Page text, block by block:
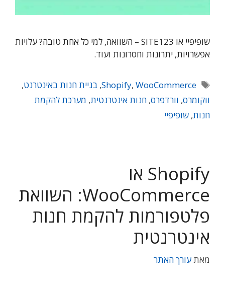
שופיפיי או SITE123 – השוואה, למי כל אחת טובה? עלויות
אפשרויות, יתרונות וחסרונות ועוד.
תגיות Shopify, WooCommerce
, בניית חנות באינטרנט,
ווקומרס, וורדפרס, חנות אינטרנטית, מערכת להקמת
חנות, שופיפיי
Shopify או
WooCommerce: השוואת
פלטפורמות להקמת חנות
אינטרנטית
מאת עורך האתר